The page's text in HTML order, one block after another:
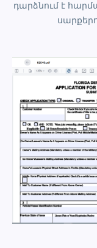
դարձնում է